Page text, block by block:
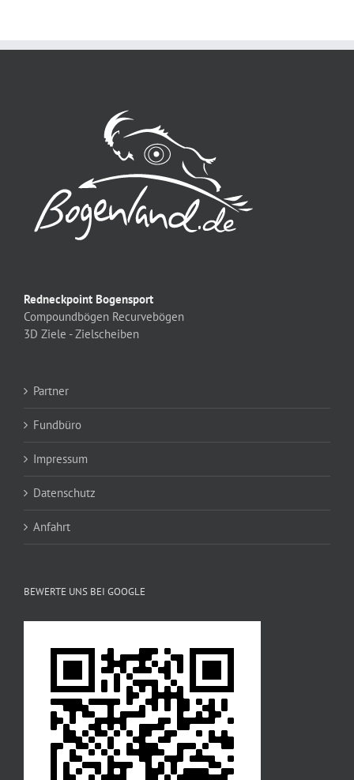
Redneckpoint Bogensport
Compoundbögen Recurvebögen
3D Ziele - Zielscheiben
Partner
Fundbüro
Impressum
Datenschutz
Anfahrt
BEWERTE UNS BEI GOOGLE